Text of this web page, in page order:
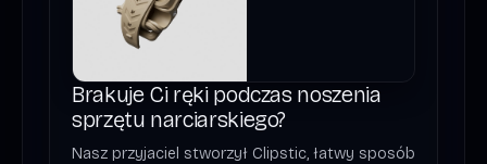
Brakuje Ci ręki podczas noszenia
sprzętu narciarskiego?
Nasz przyjaciel stworzył Clipstic, łatwy sposób